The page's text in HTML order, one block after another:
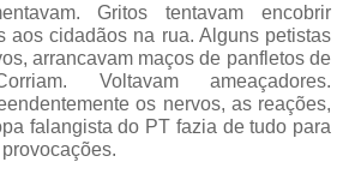
Gritos tentavam encobrir
aos cidadãos na rua. Alguns petistas
arrancavam maços de panfletos de
Voltavam ameaçadores.
os nervos, as reações,
falangista do PT fazia de tudo para